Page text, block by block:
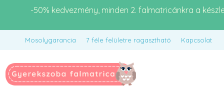
-50% kedvezmény, minden 2. falmatricánkra a
Mosolygarancia 7 féle felületre ragasztható Kapcsolat